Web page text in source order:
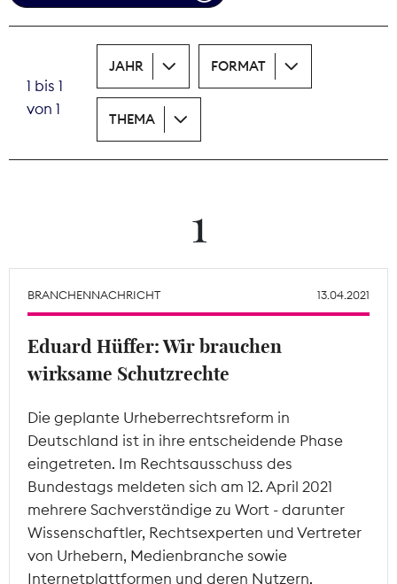
Print
Wächterpreis
Mitgliederbereich
1 bis 1
von 1
JAHR FORMAT
THEMA
1
BRANCHENNACHRICHT 13.04.2021
Eduard Hüffer: Wir brauchen
wirksame Schutzrechte
Die geplante Urheberrechtsreform in
Deutschland ist in ihre entscheidende Phase
eingetreten. Im Rechtsausschuss des
Bundestags meldeten sich am 12. April 2021
mehrere Sachverständige zu Wort - darunter
Wissenschaftler, Rechtsexperten und Vertreter
von Urhebern, Medienbranche sowie
Internetplattformen und deren Nutzern.